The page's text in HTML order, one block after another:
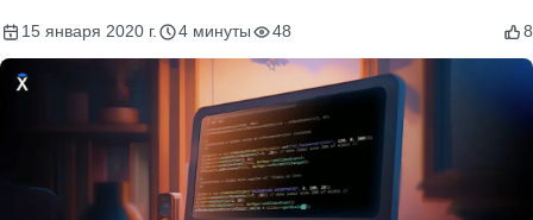
15 января 2020 г. 4 минуты 48 8